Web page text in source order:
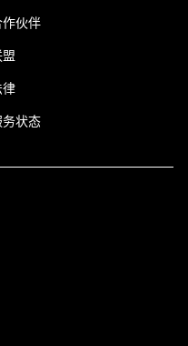
作伙伴
律
务状态